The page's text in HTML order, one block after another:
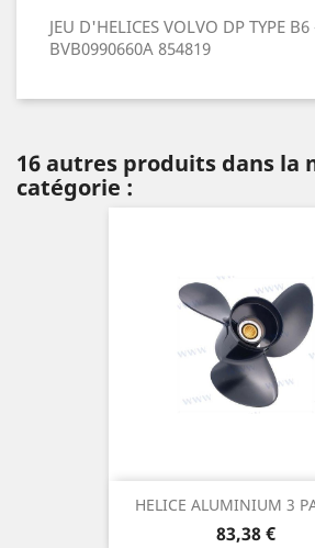
JEU D'HELICES VOLVO DP TYPE
BVB0990660A 854819
16 autres produits dans la
catégorie :
HELICE ALUMINIUM 3
Prix
83,38 €